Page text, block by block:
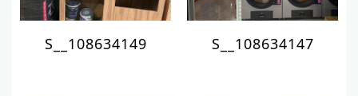
S__108634149 S__108634147